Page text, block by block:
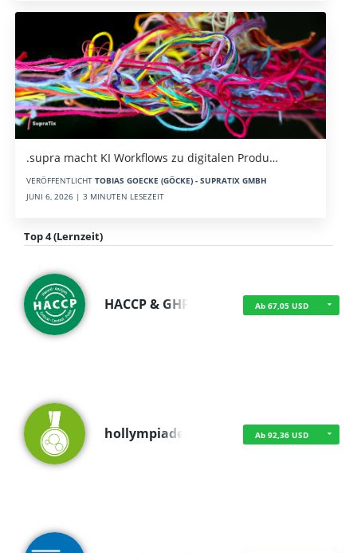
.supra macht KI Workflows zu digitalen Produ…
VERÖFFENTLICHT TOBIAS GOECKE (GÖCKE) - SUPRATIX GMBH
JUNI 6, 2026 | 3 MINUTEN LESEZEIT
Top 4 (Lernzeit)
HACCP & GHP Ab 67,05 USD
hollympiade Ab 92,36 USD